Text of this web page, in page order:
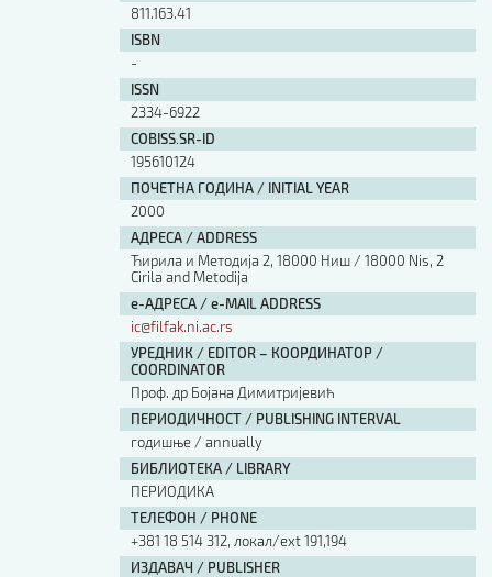
811.163.41
ISBN
-
ISSN
2334-6922
COBISS.SR-ID
195610124
ПОЧЕТНА ГОДИНА / INITIAL YEAR
2000
АДРЕСА / ADDRESS
Ћирила и Методија 2, 18000 Ниш / 18000 Nis, 2
Cirila and Metodija
е-АДРЕСА / e-MAIL ADDRESS
ic@filfak.ni.ac.rs
УРЕДНИК / EDITOR – КООРДИНАТОР /
COORDINATOR
Проф. др Бојана Димитријевић
ПЕРИОДИЧНОСТ / PUBLISHING INTERVAL
годишње / annually
БИБЛИОТЕКА / LIBRARY
ПЕРИОДИКА
ТЕЛЕФОН / PHONE
+381 18 514 312, локал/ext 191,194
ИЗДАВАЧ / PUBLISHER